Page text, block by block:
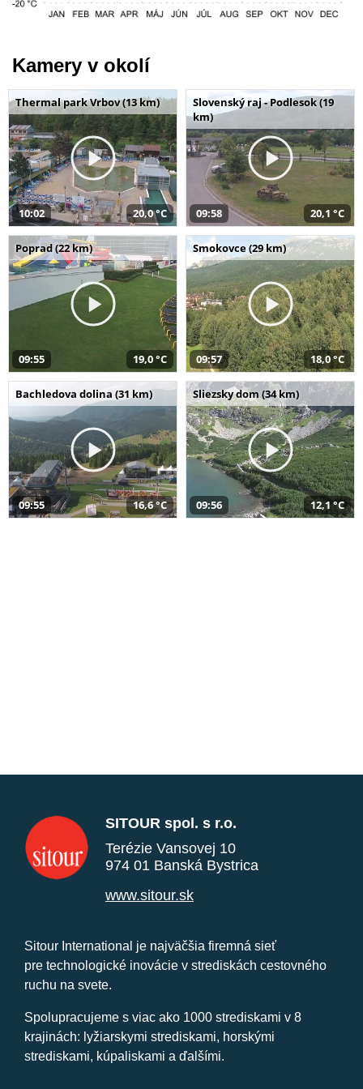
Kamery v okolí
Thermal park Vrbov (13 km)
10:02 20,0 °C
Slovenský raj - Podlesok (19
km)
09:58 20,1 °C
Poprad (22 km)
09:55 19,0 °C
Smokovce (29 km)
09:57 18,0 °C
Bachledova dolina (31 km)
09:55 16,6 °C
Sliezsky dom (34 km)
09:56 12,1 °C
SITOUR spol. s r.o.
Terézie Vansovej 10
974 01 Banská Bystrica
www.sitour.sk
Sitour International je najväčšia firemná sieť
pre technologické inovácie v strediskách cestovného
ruchu na svete.
Spolupracujeme s viac ako 1000 strediskami v 8
krajinách: lyžiarskymi strediskami, horskými
strediskami, kúpaliskami a ďalšími.